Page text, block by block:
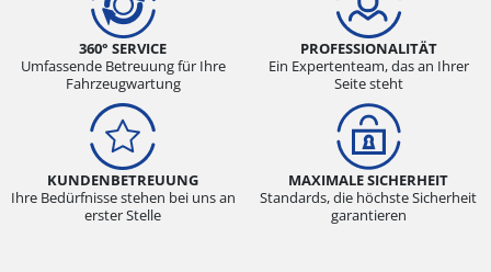
360° SERVICE
Umfassende Betreuung für Ihre
Fahrzeugwartung
PROFESSIONALITÄT
Ein Expertenteam, das an Ihrer
Seite steht
KUNDENBETREUUNG
Ihre Bedürfnisse stehen bei uns an
erster Stelle
MAXIMALE SICHERHEIT
Standards, die höchste Sicherheit
garantieren